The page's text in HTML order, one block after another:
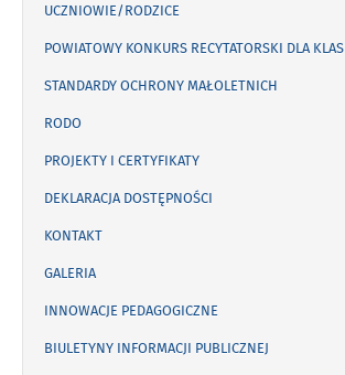
UCZNIOWIE/RODZICE
POWIATOWY KONKURS RECYTATORSKI DLA
STANDARDY OCHRONY MAŁOLETNICH
RODO
PROJEKTY I CERTYFIKATY
DEKLARACJA DOSTĘPNOŚCI
KONTAKT
GALERIA
INNOWACJE PEDAGOGICZNE
BIULETYNY INFORMACJI PUBLICZNEJ